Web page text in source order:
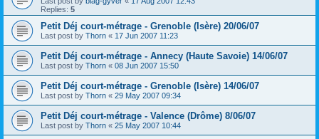
Replies: 5
Petit Déj court-métrage - Grenoble (Isère) 20/06/07
Last post by Thorn « 17 Jun 2007 11:23
Petit Déj court-métrage - Annecy (Haute Savoie) 14/06/07
Last post by Thorn « 08 Jun 2007 15:50
Petit Déj court-métrage - Grenoble (Isère) 14/06/07
Last post by Thorn « 29 May 2007 09:34
Petit Déj court-métrage - Valence (Drôme) 8/06/07
Last post by Thorn « 25 May 2007 10:44